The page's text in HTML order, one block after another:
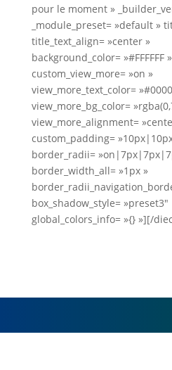
pour le moment »
_module_preset= »default »
title_text_align= »center »
background_color= »#FFFFFF »
custom_view_more= »on »
view_more_text_color=
view_more_bg_color=
view_more_alignment=
custom_padding=
border_radii=
border_width_all= »1px »
box_shadow_style= »preset3″
global_colors_info= »{} »][/